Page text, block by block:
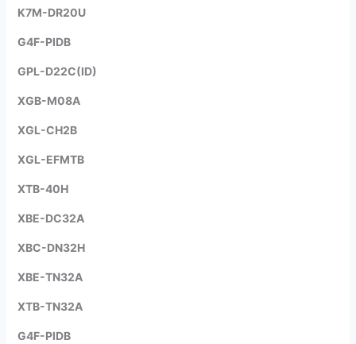
K7M-DR20U
G4F-PIDB
GPL-D22C(ID)
XGB-M08A
XGL-CH2B
XGL-EFMTB
XTB-40H
XBE-DC32A
XBC-DN32H
XBE-TN32A
XTB-TN32A
G4F-PIDB